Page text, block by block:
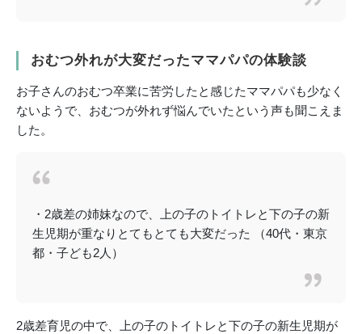
おむつ外れが大変だったママパパの体験談
お子さんのおむつ卒業に苦労したと感じたママパパも少なく
ないようで、おむつが外れず悩んでいたという声も聞こえま
した。
・2歳差の姉妹なので、上の子のトイトレと下の子の新
生児期が重なりとてもとても大変だった （40代・東京
都・子ども2人）
2歳差育児の中で、上の子のトイトレと下の子の新生児期が